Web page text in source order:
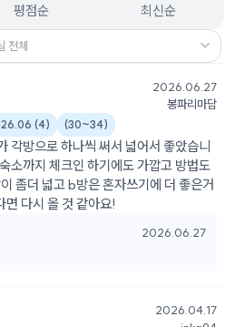
평점순 최신순
전체
2026.06.27
봉파리마담
(4) (30~34)
각방으로 하나씩 써서 넓어서 좋았습니
소까지 체크인 하기에도 가깝고 방법도
좀더 넓고 b방은 혼자쓰기에 더 좋은거
다시 올 것 같아요!
2026.06.27
2026.04.17